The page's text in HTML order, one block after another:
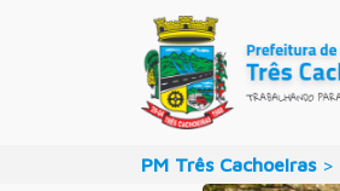
PM Três Cachoeiras >